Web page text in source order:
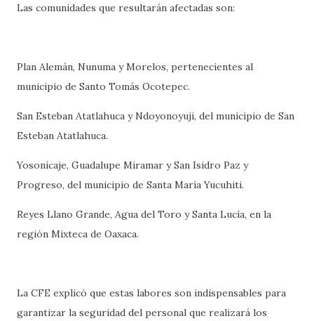
Las comunidades que resultarán afectadas son:
Plan Alemán, Nunuma y Morelos, pertenecientes al
municipio de Santo Tomás Ocotepec.
San Esteban Atatlahuca y Ndoyonoyuji, del municipio de San
Esteban Atatlahuca.
Yosonicaje, Guadalupe Miramar y San Isidro Paz y
Progreso, del municipio de Santa María Yucuhiti.
Reyes Llano Grande, Agua del Toro y Santa Lucía, en la
región Mixteca de Oaxaca.
La CFE explicó que estas labores son indispensables para
garantizar la seguridad del personal que realizará los